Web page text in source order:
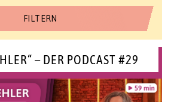
– DER PODCAST #29